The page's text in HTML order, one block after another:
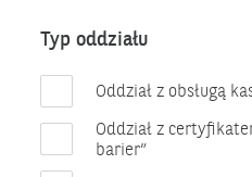
Typ oddziału
Oddział z obsługą
Oddział z
barier”